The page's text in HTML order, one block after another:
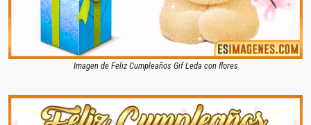
Imagen de Feliz Cumpleaños Gif Leda con flores